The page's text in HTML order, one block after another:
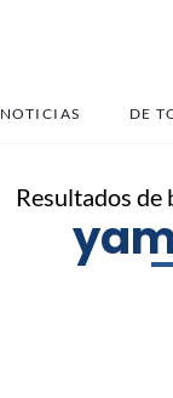
NOTICIAS DE
Resultados de